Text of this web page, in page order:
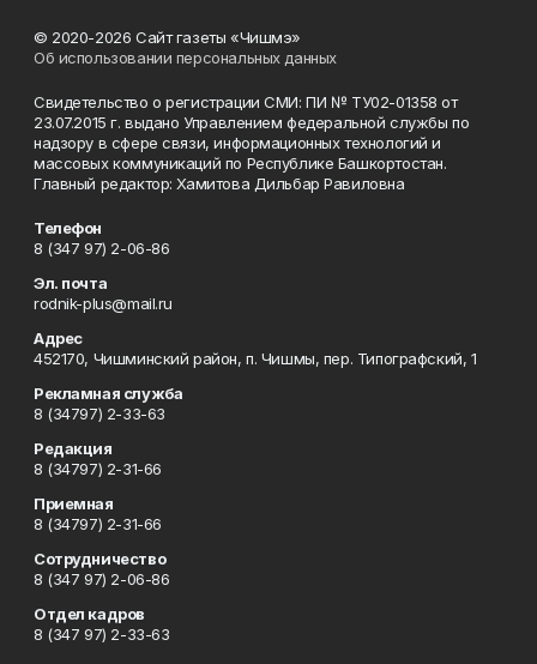
© 2020-2026 Сайт газеты «Чишмэ»
Об использовании персональных данных
Свидетельство о регистрации СМИ: ПИ № ТУ02-01358 от
23.07.2015 г. выдано Управлением федеральной службы по
надзору в сфере связи, информационных технологий и
массовых коммуникаций по Республике Башкортостан.
Главный редактор: Хамитова Дильбар Равиловна
Телефон
8 (347 97) 2-06-86
Эл. почта
rodnik-plus@mail.ru
Адрес
452170, Чишминский район, п. Чишмы, пер. Типографский, 1
Рекламная служба
8 (34797) 2-33-63
Редакция
8 (34797) 2-31-66
Приемная
8 (34797) 2-31-66
Сотрудничество
8 (347 97) 2-06-86
Отдел кадров
8 (347 97) 2-33-63